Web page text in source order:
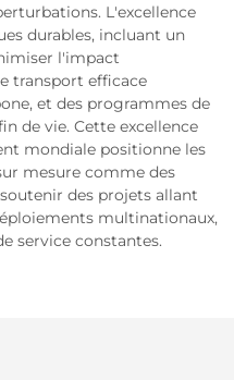
L'excellence
durables, incluant un
l'impact
transport efficace
et des programmes de
de vie. Cette excellence
mondiale positionne les
mesure comme des
des projets allant
multinationaux,
service constantes.